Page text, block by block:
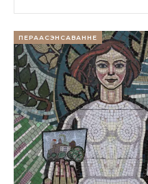
ПЕРААСЭНСАВАННЕ